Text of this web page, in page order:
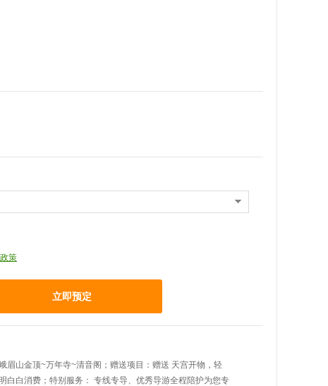
策
立即预定
眉山金顶~万年寺~清音阁；赠送项目：赠送 天宫开物，轻
白白消费；特别服务： 专线专导、优秀导游全程陪护为您专